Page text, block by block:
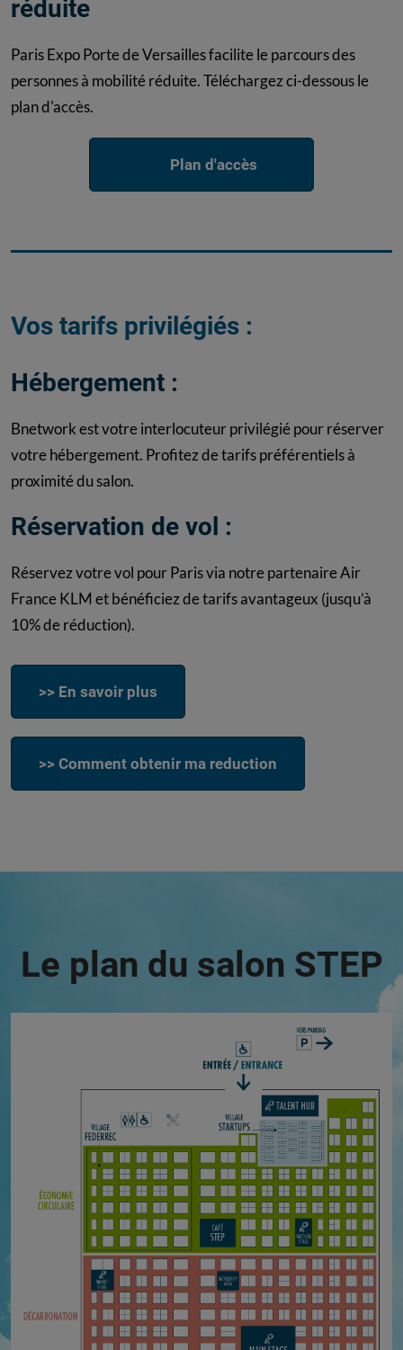
réduite
Paris Expo Porte de Versailles facilite le parcours des
personnes à mobilité réduite. Téléchargez ci-dessous le
plan d'accès.
Plan d'accès
Vos tarifs privilégiés :
Hébergement :
Bnetwork est votre interlocuteur privilégié pour réserver
votre hébergement. Profitez de tarifs préférentiels à
proximité du salon.
Réservation de vol :
Réservez votre vol pour Paris via notre partenaire Air
France KLM et bénéficiez de tarifs avantageux (jusqu’à
10% de réduction).
>> En savoir plus
>> Comment obtenir ma reduction
Le plan du salon STEP